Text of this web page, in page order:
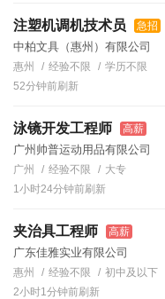
注塑机调机技术员 急招
中柏文具（惠州）有限公司
惠州 经验不限
学历不限
52分钟前刷新
泳镜开发工程师 高薪
广州帅普运动用品有限公司
广州 经验不限
大专
1小时24分钟前刷新
夹治具工程师 高薪
广东佳雅实业有限公司
惠州 经验不限
初中及以下
2小时1分钟前刷新